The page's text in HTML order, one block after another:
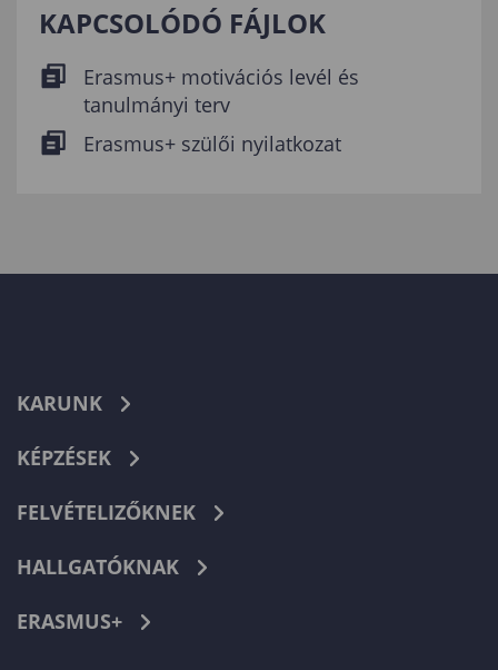
KAPCSOLÓDÓ FÁJLOK
Erasmus+ motivációs levél és
tanulmányi terv
Erasmus+ szülői nyilatkozat
KARUNK
KÉPZÉSEK
FELVÉTELIZŐKNEK
HALLGATÓKNAK
ERASMUS+